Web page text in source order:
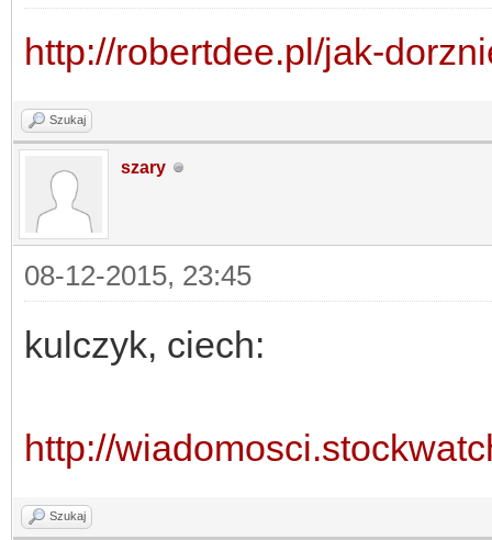
http://robertdee.pl/jak-
Szukaj
szary
08-12-2015, 23:45
kulczyk, ciech:
http://
Szukaj